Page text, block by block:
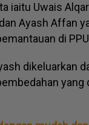
iaitu Uwais
Ayash Affan
di
dikeluarkan
yang